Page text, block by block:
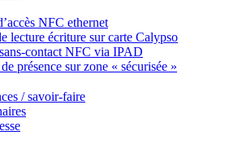
NFC ethernet
lecture écriture sur carte Calypso
contact NFC via IPAD
présence sur zone « sécurisée »
/ savoir-faire